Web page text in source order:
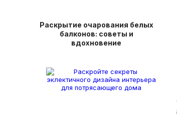
Раскрытие очарования белых
балконов: советы и
вдохновение